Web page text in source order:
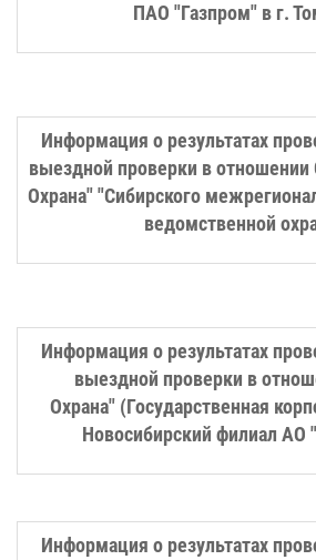
ПАО "Газпром" в г.
Информация о результатах
выездной проверки в
Охрана" "Сибирского
ведомственной
Информация о результатах
выездной проверки в
Охрана" (Государственная
Новосибирский филиал АО
Информация о результатах